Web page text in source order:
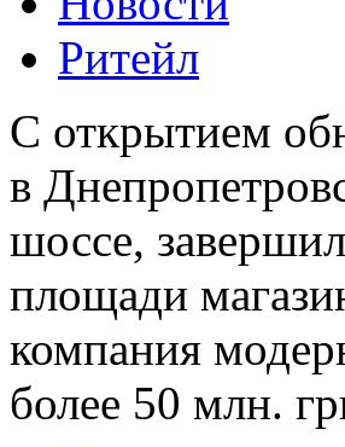
Ритейл
C открытием
в
шоссе,
площади
компания
более 50 млн.